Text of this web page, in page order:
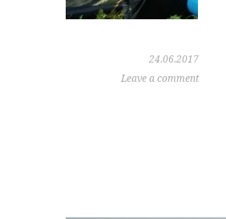
24.06.2017
Leave a comment